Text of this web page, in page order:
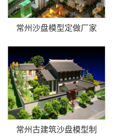
常州沙盘模型定做厂家
常州古建筑沙盘模型制